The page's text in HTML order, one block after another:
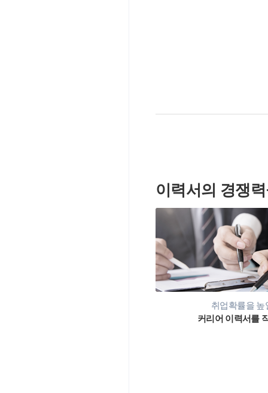
이력서의 경쟁
취업확률을 높
커리어 이력서를